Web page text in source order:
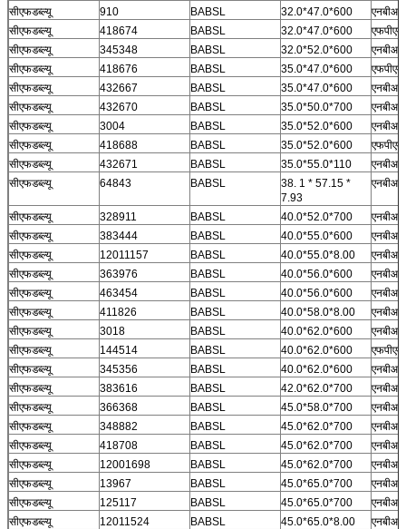
सीएफडब्ल्यू
910 BABSL 32.0*47.0*600
एनबीआर
सीएफडब्ल्यू
418674 BABSL 32.0*47.0*600
एफपीएम
सीएफडब्ल्यू
345348 BABSL 32.0*52.0*600
एनबीआर
सीएफडब्ल्यू
418676 BABSL 35.0*47.0*600
एफपीएम
सीएफडब्ल्यू
432667 BABSL 35.0*47.0*600
एनबीआर
सीएफडब्ल्यू
432670 BABSL 35.0*50.0*700
एनबीआर
सीएफडब्ल्यू
3004 BABSL 35.0*52.0*600
एनबीआर
सीएफडब्ल्यू
418688 BABSL 35.0*52.0*600
एफपीएम
सीएफडब्ल्यू
432671 BABSL 35.0*55.0*110
एनबीआर
सीएफडब्ल्यू
64843 BABSL
38. 1 * 57.15 *
7.93
एनबीआर
सीएफडब्ल्यू 328911 BABSL 40.0*52.0*700
एनबीआर
सीएफडब्ल्यू
383444 BABSL 40.0*55.0*600
एनबीआर
सीएफडब्ल्यू
12011157 BABSL 40.0*55.0*8.00
एनबीआर
सीएफडब्ल्यू
363976 BABSL 40.0*56.0*600
एनबीआर
सीएफडब्ल्यू
463454 BABSL 40.0*56.0*600
एनबीआर
सीएफडब्ल्यू
411826 BABSL 40.0*58.0*8.00
एनबीआर
सीएफडब्ल्यू
3018 BABSL 40.0*62.0*600
एनबीआर
सीएफडब्ल्यू
144514 BABSL 40.0*62.0*600
एफपीएम
सीएफडब्ल्यू
345356 BABSL 40.0*62.0*600
एनबीआर
सीएफडब्ल्यू
383616 BABSL 42.0*62.0*700
एनबीआर
सीएफडब्ल्यू
366368 BABSL 45.0*58.0*700
एनबीआर
सीएफडब्ल्यू
348882 BABSL 45.0*62.0*700
एनबीआर
सीएफडब्ल्यू
418708 BABSL 45.0*62.0*700
एनबीआर
सीएफडब्ल्यू
12001698 BABSL 45.0*62.0*700
एनबीआर
सीएफडब्ल्यू
13967 BABSL 45.0*65.0*700
एनबीआर
सीएफडब्ल्यू
125117 BABSL 45.0*65.0*700
एनबीआर
सीएफडब्ल्यू
12011524 BABSL 45.0*65.0*8.00
एनबीआर